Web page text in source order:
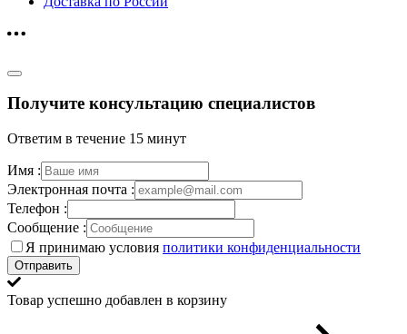
Получите консультацию специалистов
Ответим в течение 15 минут
Имя :
Электронная почта :
Телефон :
Сообщение :
Я принимаю условия политики конфиденциальности
Отправить
Товар успешно добавлен в корзину